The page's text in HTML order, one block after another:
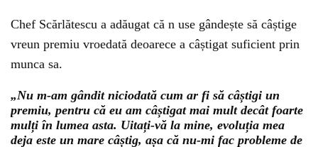
Chef Scărlătescu a adăugat că n use gândește să câștige
vreun premiu vroedată deoarece a câștigat suficient prin
munca sa.
„Nu m-am gândit niciodată cum ar fi să câștigi un
premiu, pentru că eu am câștigat mai mult decât foarte
mulți în lumea asta. Uitați-vă la mine, evoluția mea
deja este un mare câștig, așa că nu-mi fac probleme de